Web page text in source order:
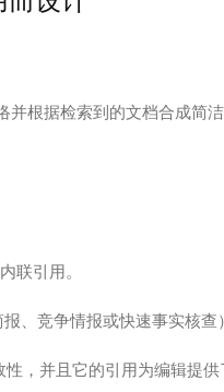
并根据检索到的文档合成简
联引用。
、竞争情报或快速事实核查
，并且它的引用为编辑提